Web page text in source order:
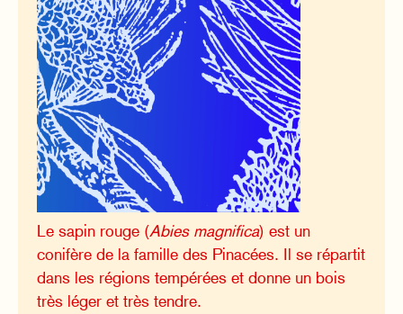
Le sapin rouge (Abies magnifica) est un
conifère de la famille des Pinacées. Il se répartit
dans les régions tempérées et donne un bois
très léger et très tendre.